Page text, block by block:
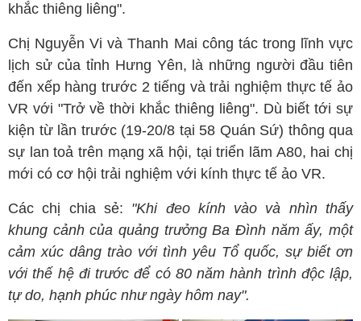
khắc thiêng liêng".
Chị Nguyễn Vi và Thanh Mai công tác trong lĩnh vực
lịch sử của tỉnh Hưng Yên, là những người đầu tiên
đến xếp hàng trước 2 tiếng và trải nghiệm thực tế ảo
VR với "Trở về thời khắc thiêng liêng". Dù biết tới sự
kiện từ lần trước (19-20/8 tại 58 Quán Sứ) thông qua
sự lan toả trên mạng xã hội, tại triển lãm A80, hai chị
mới có cơ hội trải nghiệm với kính thực tế ảo VR.
Các chị chia sẻ: "Khi đeo kính vào và nhìn thấy
khung cảnh của quảng trưởng Ba Đình năm ấy, một
cảm xúc dâng trào với tình yêu Tổ quốc, sự biết ơn
với thế hệ đi trước để có 80 năm hành trình độc lập,
tự do, hạnh phúc như ngày hôm nay".